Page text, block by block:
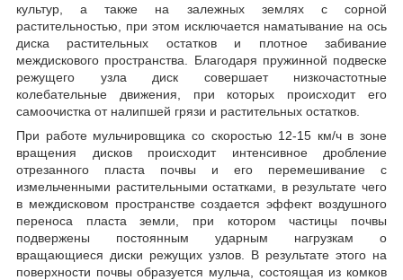
культур, а также на залежных землях с сорной
растительностью, при этом исключается наматывание на ось
диска растительных остатков и плотное забивание
междискового пространства. Благодаря пружинной подвеске
режущего узла диск совершает низкочастотные
колебательные движения, при которых происходит его
самоочистка от налипшей грязи и растительных остатков.
При работе мульчировщика со скоростью 12-15 км/ч в зоне
вращения дисков происходит интенсивное дробление
отрезанного пласта почвы и его перемешивание с
измельченными растительными остатками, в результате чего
в междисковом пространстве создается эффект воздушного
переноса пласта земли, при котором частицы почвы
подвержены постоянным ударным нагрузкам о
вращающиеся диски режущих узлов. В результате этого на
поверхности почвы образуется мульча, состоящая из комков